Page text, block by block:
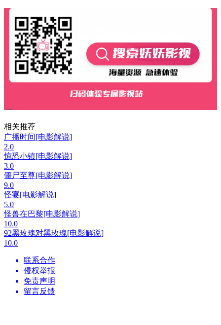
相关推荐
广播时间[电影解说]
2.0
惊恐小镇[电影解说]
3.0
僵尸至尊[电影解说]
9.0
怪宴[电影解说]
5.0
怪兽在巴黎[电影解说]
10.0
92黑玫瑰对黑玫瑰[电影解说]
10.0
联系合作
侵权举报
免责声明
留言反馈